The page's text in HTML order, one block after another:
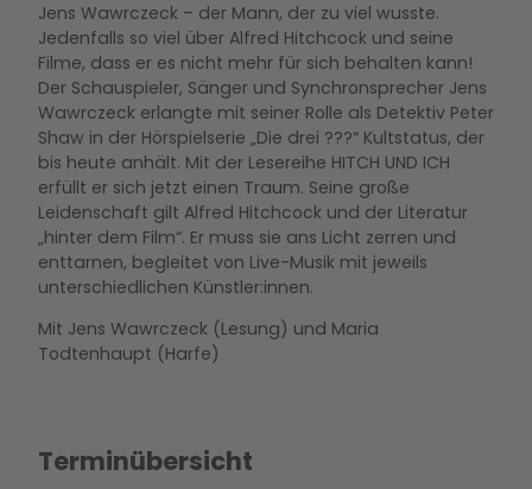
Jens Wawrczeck – der Mann, der zu viel wusste.
Jedenfalls so viel über Alfred Hitchcock und seine
Filme, dass er es nicht mehr für sich behalten kann!
Der Schauspieler, Sänger und Synchronsprecher Jens
Wawrczeck erlangte mit seiner Rolle als Detektiv Peter
Shaw in der Hörspielserie „Die drei ???“ Kultstatus, der
bis heute anhält. Mit der Lesereihe HITCH UND ICH
erfüllt er sich jetzt einen Traum. Seine große
Leidenschaft gilt Alfred Hitchcock und der Literatur
„hinter dem Film“. Er muss sie ans Licht zerren und
enttarnen, begleitet von Live-Musik mit jeweils
unterschiedlichen Künstler:innen.
Mit Jens Wawrczeck (Lesung) und Maria
Todtenhaupt (Harfe)
Terminübersicht